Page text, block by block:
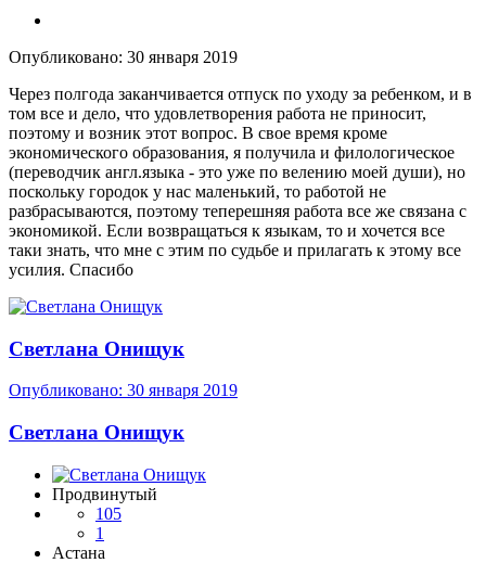
Опубликовано: 30 января 2019
Через полгода заканчивается отпуск по уходу за ребенком, и в
том все и дело, что удовлетворения работа не приносит,
поэтому и возник этот вопрос. В свое время кроме
экономического образования, я получила и филологическое
(переводчик англ.языка - это уже по велению моей души), но
поскольку городок у нас маленький, то работой не
разбрасываются, поэтому теперешняя работа все же связана с
экономикой. Если возвращаться к языкам, то и хочется все
таки знать, что мне с этим по судьбе и прилагать к этому все
усилия. Спасибо
Светлана Онищук
Опубликовано: 30 января 2019
Светлана Онищук
Продвинутый
105
1
Астана